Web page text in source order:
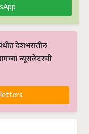
देशभरातील
न्यूसलेटरची